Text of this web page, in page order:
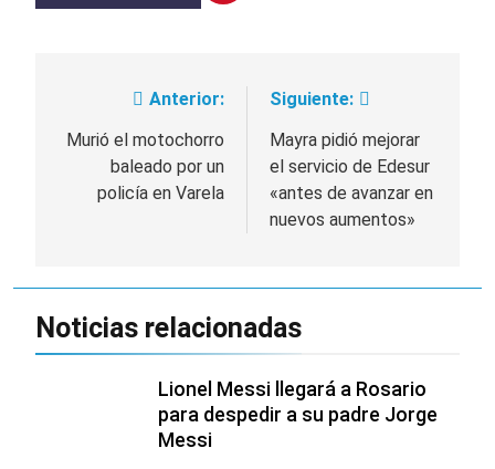
detenidos y
suspender el juicio
contra Pity Alvarez
3 Días Atrás
67 barrios full LED en
Florencio Varela
3 Días Atrás
El temporal se
despide del AMBA:
de frío con mínimas
cercanas a 1°C
Navegación
de
entradas
Anterior:
Murió el motochorro
baleado por un
policía en Varela
Siguiente:
Mayra pidió mejorar
el servicio de Edesur
«antes de avanzar en
nuevos aumentos»
Noticias relacionadas
Lionel Messi llegará a Rosario
para despedir a su padre Jorge
Messi